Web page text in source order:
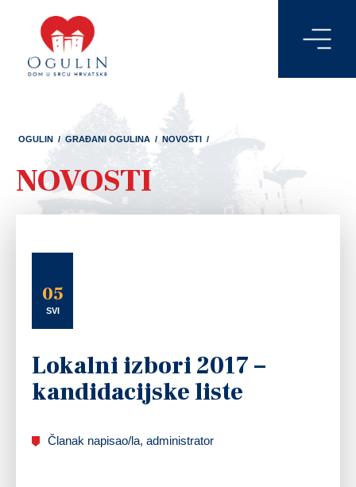
OGULIN / GRAĐANI OGULINA / NOVOSTI /
NOVOSTI
05
SVI
Lokalni izbori 2017 –
kandidacijske liste
Članak napisao/la, administrator